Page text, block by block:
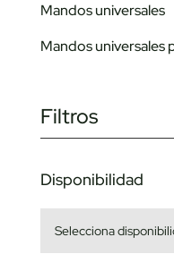
Mandos universales
Mandos universales
Filtros
Disponibilidad